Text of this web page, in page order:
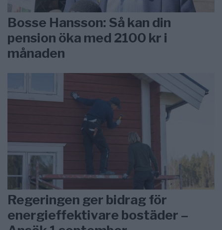
Bosse Hansson: Så kan din
pension öka med 2100 kr i
månaden
Regeringen ger bidrag för
energieffektivare bostäder –